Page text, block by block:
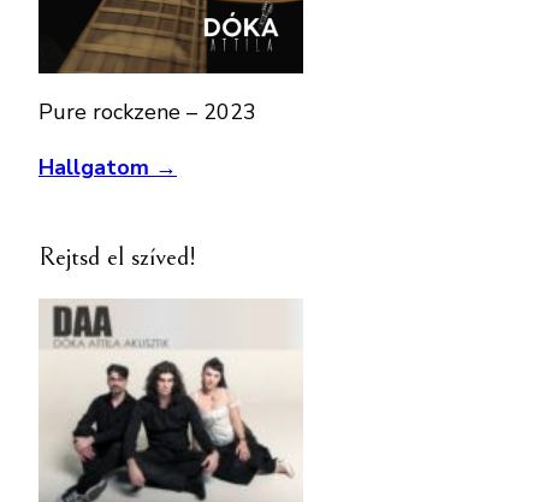
Pure rockzene – 2023
Hallgatom →
Rejtsd el szíved!